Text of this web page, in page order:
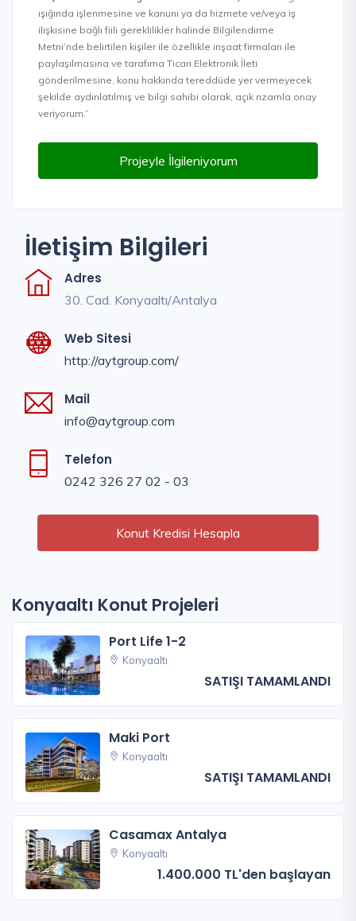
ışığında işlenmesine ve kanuni ya da hizmete ve/veya iş
ilişkisine bağlı fiili gereklilikler halinde Bilgilendirme
Metni’nde belirtilen kişiler ile özellikle inşaat firmaları ile
paylaşılmasına ve tarafıma Ticari Elektronik İleti
gönderilmesine, konu hakkında tereddüde yer vermeyecek
şekilde aydınlatılmış ve bilgi sahibi olarak, açık rızamla onay
veriyorum.”
Projeyle İlgileniyorum
İletişim Bilgileri
Adres
30. Cad. Konyaaltı/Antalya
Web Sitesi
http://aytgroup.com/
Mail
info@aytgroup.com
Telefon
0242 326 27 02 - 03
Konut Kredisi Hesapla
Konyaaltı Konut Projeleri
Port Life 1-2
Konyaaltı
SATIŞI TAMAMLANDI
Maki Port
Konyaaltı
SATIŞI TAMAMLANDI
Casamax Antalya
Konyaaltı
1.400.000 TL'den başlayan